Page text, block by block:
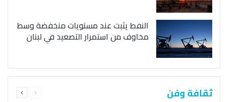
النفط يثبت عند مستويات منخفضة وسط
مخاوف من استمرار التصعيد في لبنان
ثقافة وفن الصفحةالصفحة